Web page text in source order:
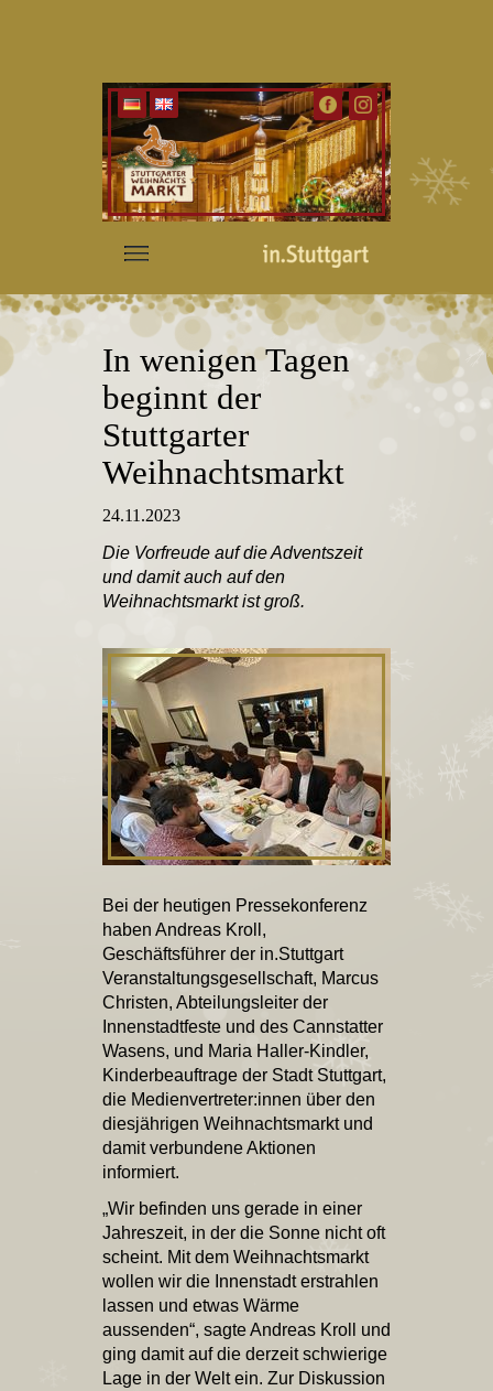
In wenigen Tagen
beginnt der
Stuttgarter
Weihnachtsmarkt
24.11.2023
Die Vorfreude auf die Adventszeit
und damit auch auf den
Weihnachtsmarkt ist groß.
Bei der heutigen Pressekonferenz
haben Andreas Kroll,
Geschäftsführer der in.Stuttgart
Veranstaltungsgesellschaft, Marcus
Christen, Abteilungsleiter der
Innenstadtfeste und des Cannstatter
Wasens, und Maria Haller-Kindler,
Kinderbeauftrage der Stadt Stuttgart,
die Medienvertreter:innen über den
diesjährigen Weihnachtsmarkt und
damit verbundene Aktionen
informiert.
„Wir befinden uns gerade in einer
Jahreszeit, in der die Sonne nicht oft
scheint. Mit dem Weihnachtsmarkt
wollen wir die Innenstadt erstrahlen
lassen und etwas Wärme
aussenden“, sagte Andreas Kroll und
ging damit auf die derzeit schwierige
Lage in der Welt ein. Zur Diskussion